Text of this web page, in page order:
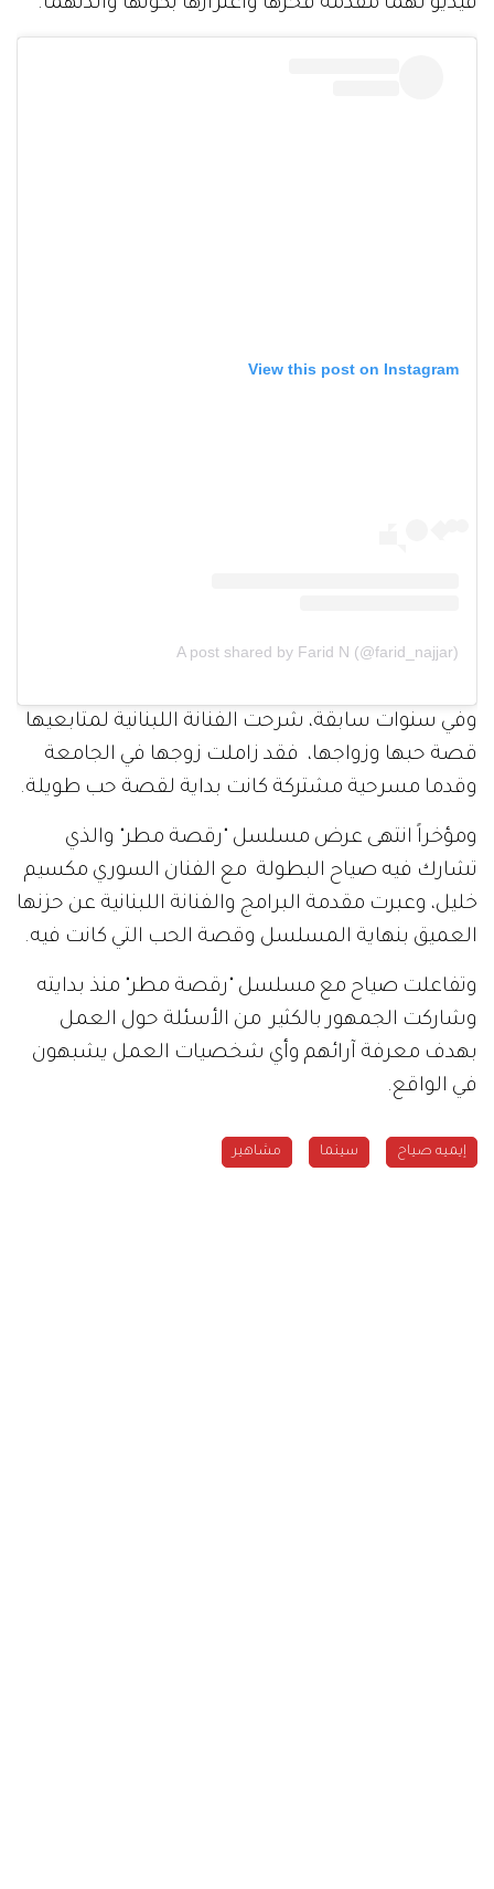
فيديو لهما مقدمة فخرها واعتزازها بكونها والدتهما.
View this post on Instagram
A post shared by Farid N (@farid_najjar)
وفي سنوات سابقة، شرحت الفنانة اللبنانية لمتابعيها
قصة حبها وزواجها، فقد زاملت زوجها في الجامعة
وقدما مسرحية مشتركة كانت بداية لقصة حب طويلة.
ومؤخراً انتهى عرض مسلسل "رقصة مطر" والذي
تشارك فيه صياح البطولة مع الفنان السوري مكسيم
خليل، وعبرت مقدمة البرامج والفنانة اللبنانية عن حزنها
العميق بنهاية المسلسل وقصة الحب التي كانت فيه.
وتفاعلت صياح مع مسلسل "رقصة مطر" منذ بدايته
وشاركت الجمهور بالكثير من الأسئلة حول العمل
بهدف معرفة آرائهم وأي شخصيات العمل يشبهون
في الواقع.
إيميه صياح سينما مشاهير